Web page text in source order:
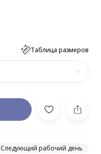
Таблица размеров
Следующий рабочий день